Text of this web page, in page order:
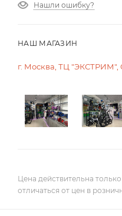
Нашли ошибку?
НАШ МАГАЗИН
г. Москва, ТЦ "ЭКСТРИМ",
Цена действительна
отличаться от цен в